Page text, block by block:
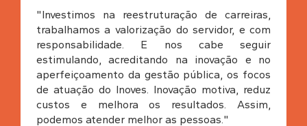
"Investimos na reestruturação de carreiras,
trabalhamos a valorização do servidor, e com
responsabilidade. E nos cabe seguir
estimulando, acreditando na inovação e no
aperfeiçoamento da gestão pública, os focos
de atuação do Inoves. Inovação motiva, reduz
custos e melhora os resultados. Assim,
podemos atender melhor as pessoas."